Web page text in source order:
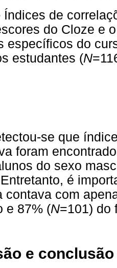
Índices de
do Cloze e
específicos do
estudantes (N
se que
foram
do sexo
é
contava com
e 87% (N=101) do
e conclusão